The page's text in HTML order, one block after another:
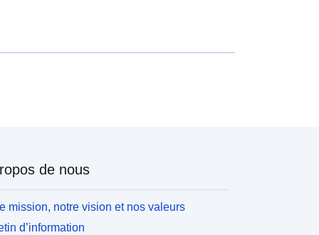
de nous
mission, notre vision et nos valeurs
d’information